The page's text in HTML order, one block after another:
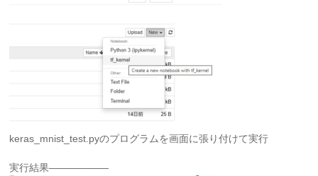
keras_mnist_test.pyのプログラムを画面に張り付けて実行
実行結果——————